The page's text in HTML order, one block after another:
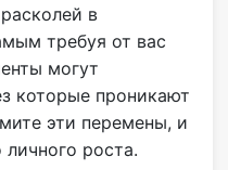
в
требуя от вас
могут
которые проникают
эти перемены, и
роста.